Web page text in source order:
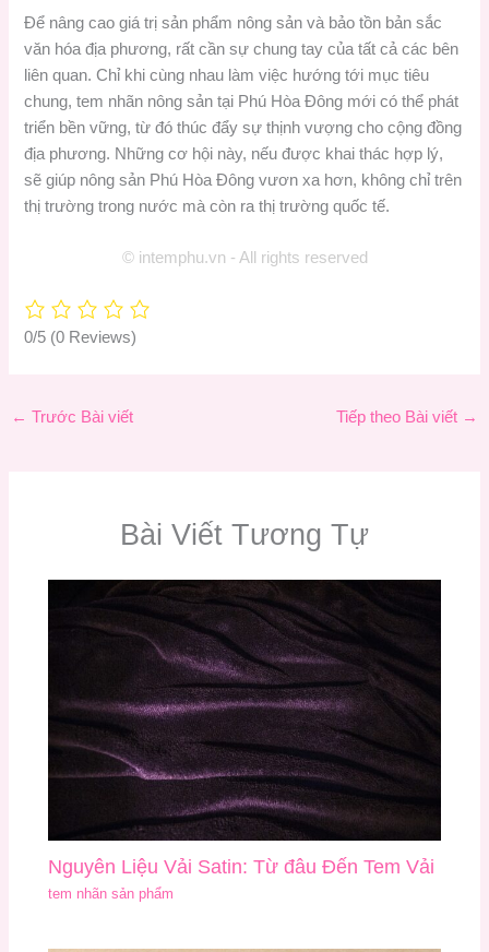
Để nâng cao giá trị sản phẩm nông sản và bảo tồn bản sắc
văn hóa địa phương, rất cần sự chung tay của tất cả các bên
liên quan. Chỉ khi cùng nhau làm việc hướng tới mục tiêu
chung, tem nhãn nông sản tại Phú Hòa Đông mới có thể phát
triển bền vững, từ đó thúc đẩy sự thịnh vượng cho cộng đồng
địa phương. Những cơ hội này, nếu được khai thác hợp lý,
sẽ giúp nông sản Phú Hòa Đông vươn xa hơn, không chỉ trên
thị trường trong nước mà còn ra thị trường quốc tế.
© intemphu.vn - All rights reserved
0/5 (0 Reviews)
← Trước Bài viết Tiếp theo Bài viết →
Bài Viết Tương Tự
Nguyên Liệu Vải Satin: Từ đâu Đến Tem Vải
tem nhãn sản phẩm